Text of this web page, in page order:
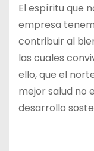
El espíritu que
empresa
contribuir al
las cuales
ello, que el
mejor salud no
desarrollo